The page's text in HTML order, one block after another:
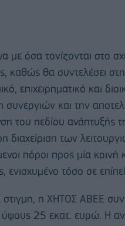
με όσα τονίζονται στο
καθώς θα συντελέσει
επιχειρηματικό και
συνεργιών και την
του πεδίου ανάπτυξής
διαχείριση των
πόροι προς μία
ενισχυμένο τόσο σε
στιγμη, η ΧΗΤΟΣ ΑΒΕΕ
25 εκατ. ευρώ. Η